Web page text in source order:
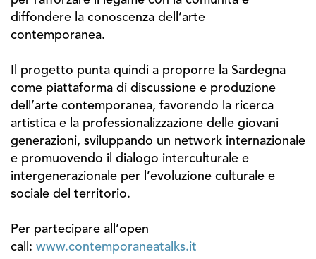
diffondere la conoscenza dell’arte
contemporanea.
Il progetto punta quindi a proporre la Sardegna
come piattaforma di discussione e produzione
dell’arte contemporanea, favorendo la ricerca
artistica e la professionalizzazione delle giovani
generazioni, sviluppando un network internazionale
e promuovendo il dialogo interculturale e
intergenerazionale per l’evoluzione culturale e
sociale del territorio.
Per partecipare all’open
call: www.contemporaneatalks.it